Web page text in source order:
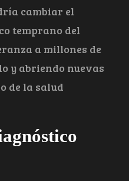
cambiar el
temprano del
a millones de
y abriendo nuevas
de la salud